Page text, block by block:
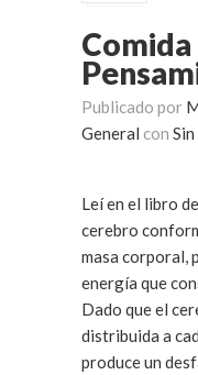
Publicado por
General con
Leí en el libro
cerebro
masa corporal,
energía que
Dado que el
distribuida a
produce un